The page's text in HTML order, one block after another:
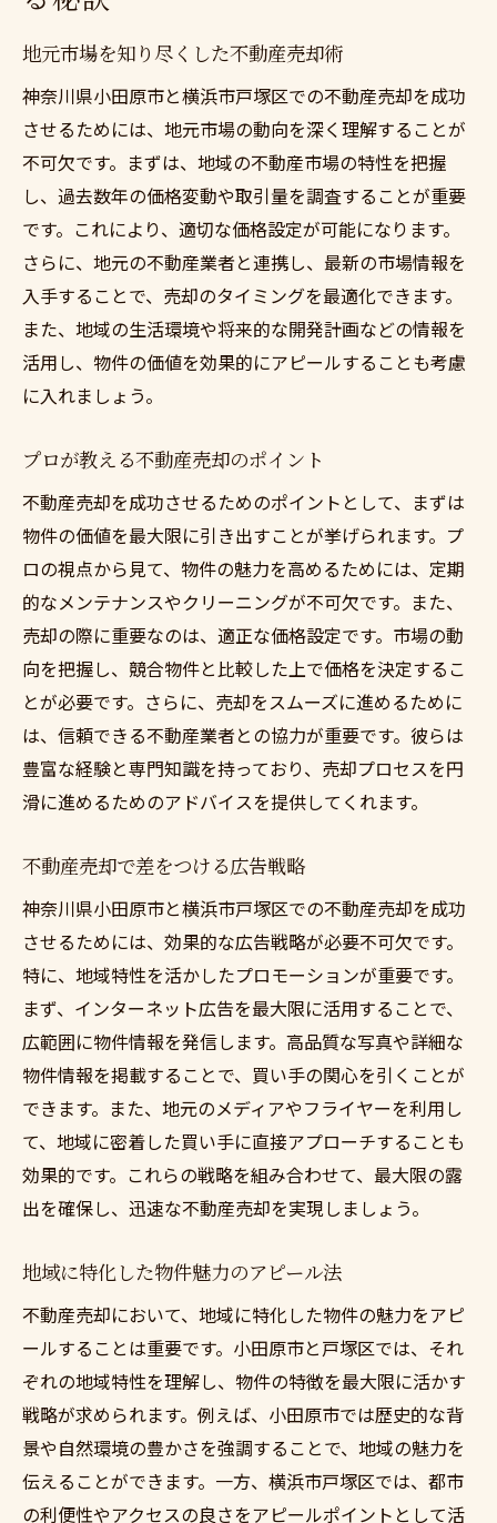
成功する不動産売却のプロセスとは
小田原市での不動産売却成功事例
戸塚区での不動産売却の注意点
地域密着型の不動産売却サポート
不動産売却のタイミングを見極める
地元市場に強い不動産売却業者の選び方
職人技で進める神奈川県の不動産売却
職人技が光る不動産売却の秘訣
不動産売却成功への職人技活用方法
専門家に学ぶ不動産売却の知恵
職人技で物件の価値を最大化する方法
職人技で不動産売却を一段と高める
不動産売却を成功させるプロの技術
不動産売却を成功に導く技術
プロが教える不動産売却の裏技
効率的な不動産売却のステップ解説
専門家が語る不動産売却の最新技術
プロの技術で不動産売却を強化する
不動産売却で大切なプロの視点
地域に特化した不動産売却の重要ポイント
地域特性を活かした不動産売却
地元市場での不動産売却のコツ
地域特化の不動産売却成功事例
不動産売却で地域特性を武器にする方法
地元の需要を視野に入れた売却計画
神奈川県での不動産売却のコツを紹介
不動産売却を成功に導く神奈川県の秘訣
神奈川県での不動産売却成功事例紹介
売却をスムーズにする神奈川県の特性
神奈川県の不動産売却の重要なポイント
不動産売却を成功させる神奈川県の戦術
神奈川県での不動産売却を支える要素
円滑な不動産売却のための知識
不動産売却をスムーズにするプロの助言
不動産売却で失敗しないための対策
効率的な不動産売却のための準備法
不動産売却を成功に導く事前対策
地元市場を知り尽くした不動産売却術
神奈川県小田原市と横浜市戸塚区での不動産売却を成功
させるためには、地元市場の動向を深く理解することが
不可欠です。まずは、地域の不動産市場の特性を把握
し、過去数年の価格変動や取引量を調査することが重要
です。これにより、適切な価格設定が可能になります。
さらに、地元の不動産業者と連携し、最新の市場情報を
入手することで、売却のタイミングを最適化できます。
また、地域の生活環境や将来的な開発計画などの情報を
活用し、物件の価値を効果的にアピールすることも考慮
に入れましょう。
プロが教える不動産売却のポイント
不動産売却を成功させるためのポイントとして、まずは
物件の価値を最大限に引き出すことが挙げられます。プ
ロの視点から見て、物件の魅力を高めるためには、定期
的なメンテナンスやクリーニングが不可欠です。また、
売却の際に重要なのは、適正な価格設定です。市場の動
向を把握し、競合物件と比較した上で価格を決定するこ
とが必要です。さらに、売却をスムーズに進めるために
は、信頼できる不動産業者との協力が重要です。彼らは
豊富な経験と専門知識を持っており、売却プロセスを円
滑に進めるためのアドバイスを提供してくれます。
不動産売却で差をつける広告戦略
神奈川県小田原市と横浜市戸塚区での不動産売却を成功
させるためには、効果的な広告戦略が必要不可欠です。
特に、地域特性を活かしたプロモーションが重要です。
まず、インターネット広告を最大限に活用することで、
広範囲に物件情報を発信します。高品質な写真や詳細な
物件情報を掲載することで、買い手の関心を引くことが
できます。また、地元のメディアやフライヤーを利用し
て、地域に密着した買い手に直接アプローチすることも
効果的です。これらの戦略を組み合わせて、最大限の露
出を確保し、迅速な不動産売却を実現しましょう。
地域に特化した物件魅力のアピール法
不動産売却において、地域に特化した物件の魅力をアピ
ールすることは重要です。小田原市と戸塚区では、それ
ぞれの地域特性を理解し、物件の特徴を最大限に活かす
戦略が求められます。例えば、小田原市では歴史的な背
景や自然環境の豊かさを強調することで、地域の魅力を
伝えることができます。一方、横浜市戸塚区では、都市
の利便性やアクセスの良さをアピールポイントとして活